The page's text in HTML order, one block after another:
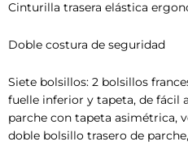
Cinturilla trasera elástica
Doble costura de seguridad
Siete bolsillos: 2 bolsillos
fuelle inferior y tapeta, de fácil
parche con tapeta asimétrica,
doble bolsillo trasero de